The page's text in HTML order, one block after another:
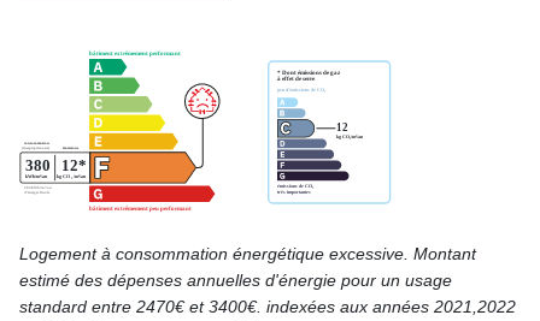
Logement à consommation énergétique excessive. Montant
estimé des dépenses annuelles d'énergie pour un usage
standard entre 2470€ et 3400€. indexées aux années 2021,2022